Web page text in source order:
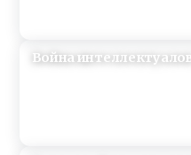
Война интеллектуалов